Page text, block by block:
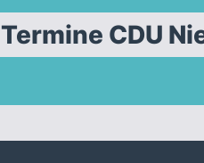
Termine CDU